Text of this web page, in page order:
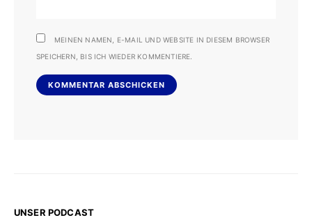
MEINEN NAMEN, E-MAIL UND WEBSITE IN DIESEM BROWSER
SPEICHERN, BIS ICH WIEDER KOMMENTIERE.
UNSER PODCAST